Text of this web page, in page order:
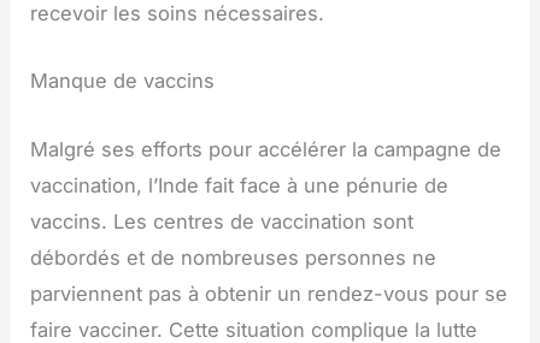
recevoir les soins nécessaires.
Manque de vaccins
Malgré ses efforts pour accélérer la campagne de
vaccination, l’Inde fait face à une pénurie de
vaccins. Les centres de vaccination sont
débordés et de nombreuses personnes ne
parviennent pas à obtenir un rendez-vous pour se
faire vacciner. Cette situation complique la lutte